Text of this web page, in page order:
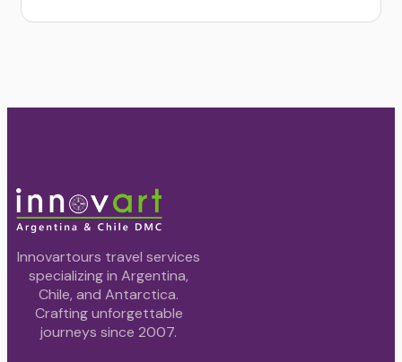
Innovartours travel services
specializing in Argentina,
Chile, and Antarctica.
Crafting unforgettable
journeys since 2007.